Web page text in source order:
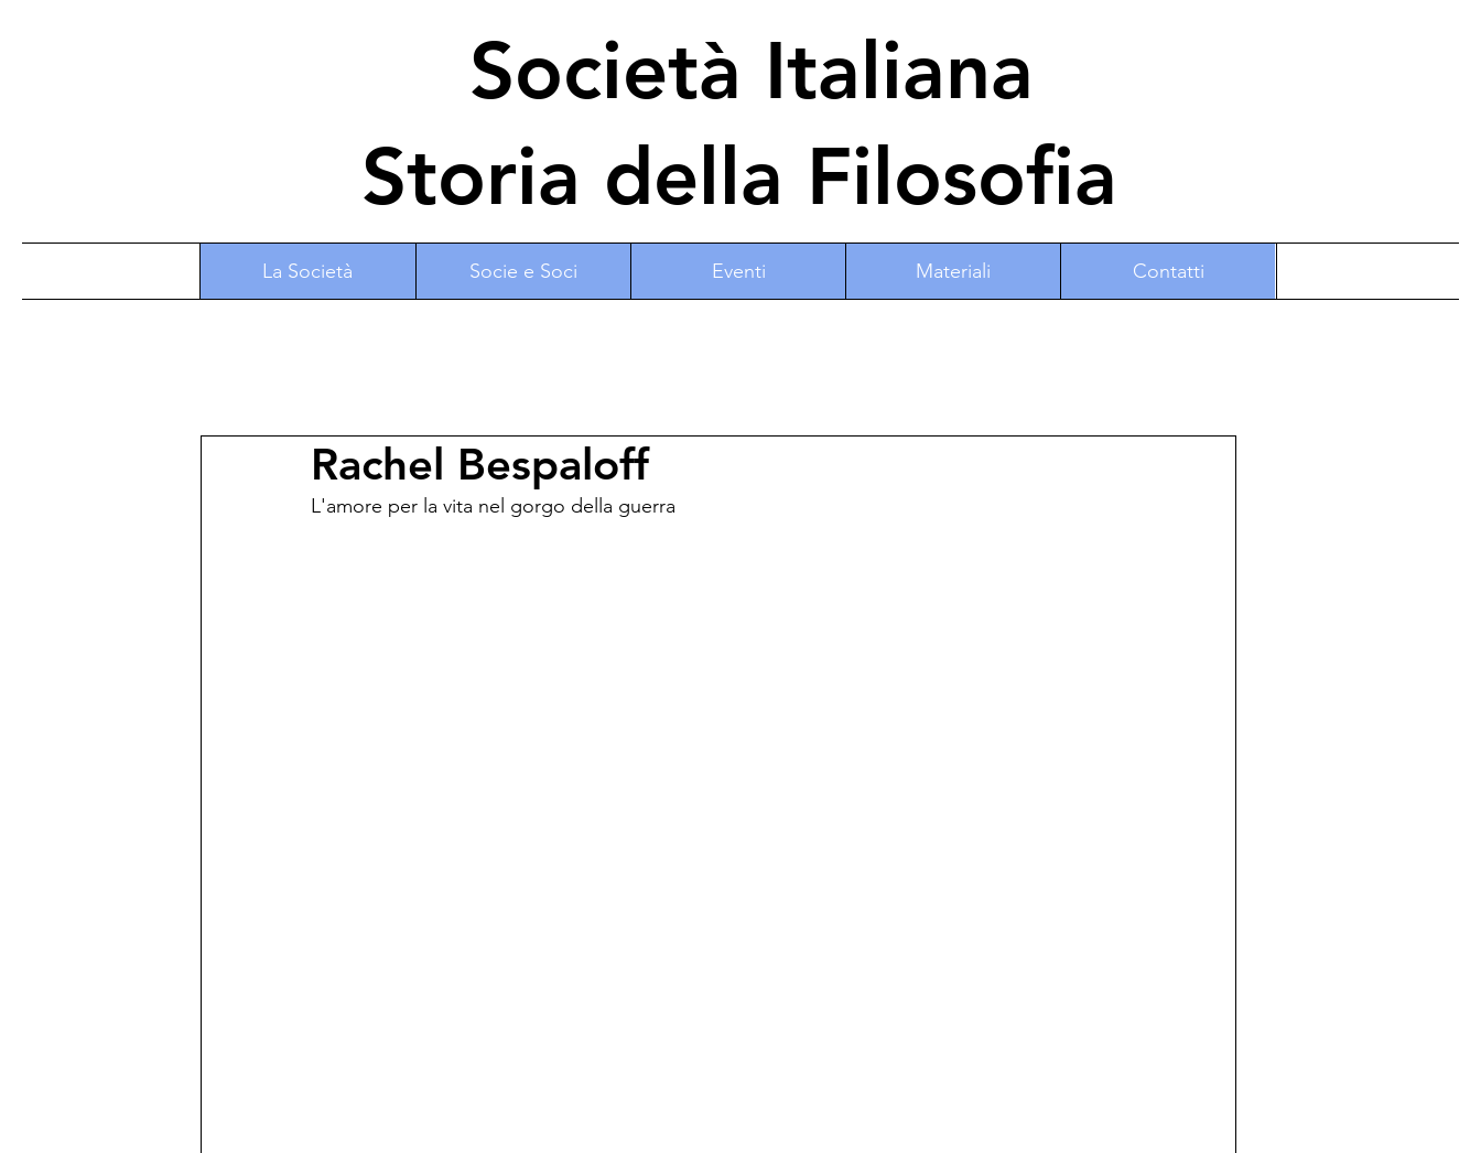
Società Italiana
Storia della Filosofia
La Società Socie e Soci Eventi Materiali Contatti
Rachel Bespaloff
L'amore per la vita nel gorgo della guerra